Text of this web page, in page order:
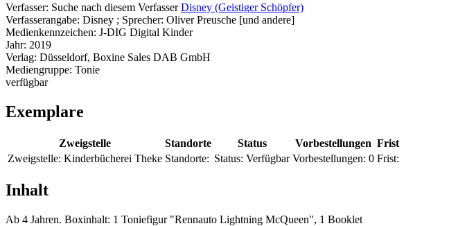
Verfasser: Suche nach diesem Verfasser Disney (Geistiger Schöpfer)
Verfasserangabe: Disney ; Sprecher: Oliver Preusche [und andere]
Medienkennzeichen: J-DIG Digital Kinder
Jahr: 2019
Verlag: Düsseldorf, Boxine Sales DAB GmbH
Mediengruppe: Tonie
verfügbar
Exemplare
Zweigstelle Standorte Status Vorbestellungen Frist
Zweigstelle: Kinderbücherei Theke Standorte: Status: Verfügbar Vorbestellungen: 0 Frist:
Inhalt
Ab 4 Jahren. Boxinhalt: 1 Toniefigur "Rennauto Lightning McQueen", 1 Booklet